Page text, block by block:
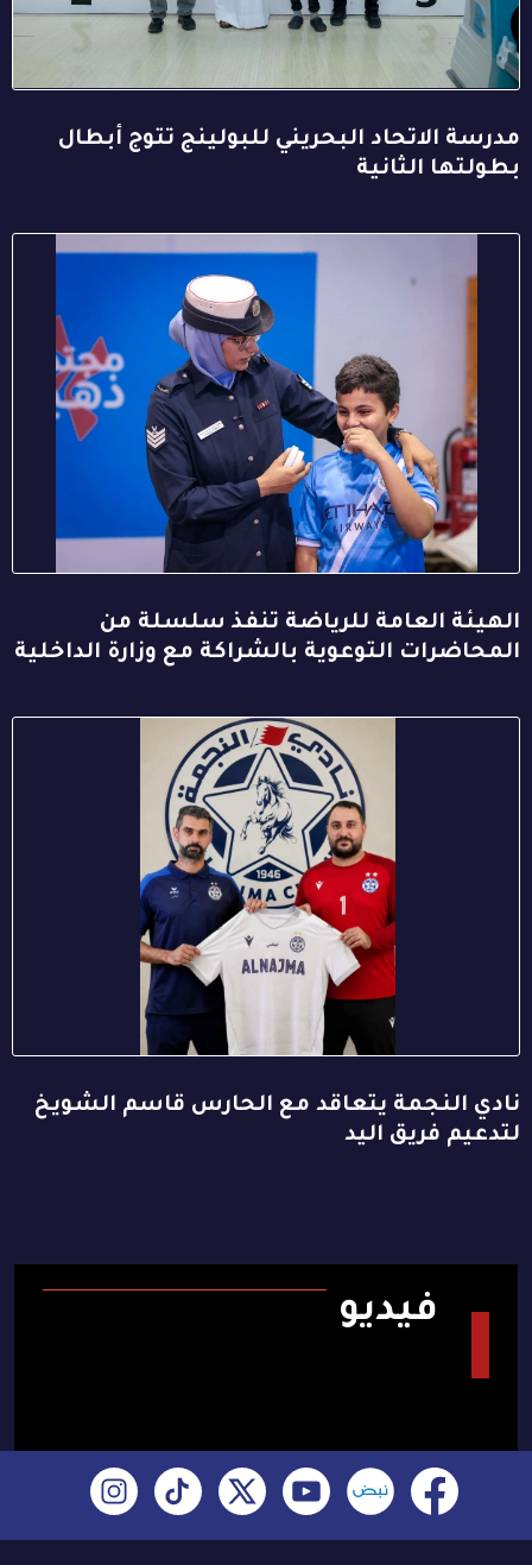
مدرسة الاتحاد البحريني للبولينج تتوج أبطال
بطولتها الثانية
الهيئة العامة للرياضة تنفذ سلسلة من
المحاضرات التوعوية بالشراكة مع وزارة الداخلية
نادي النجمة يتعاقد مع الحارس قاسم الشويخ
لتدعيم فريق اليد
فيديو